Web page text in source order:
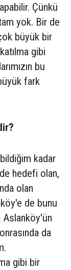
Çünkü
yok. Bir de
büyük bir
gibi
bu
fark
kadar
hedefi olan,
olan
de bunu
da
gibi bir